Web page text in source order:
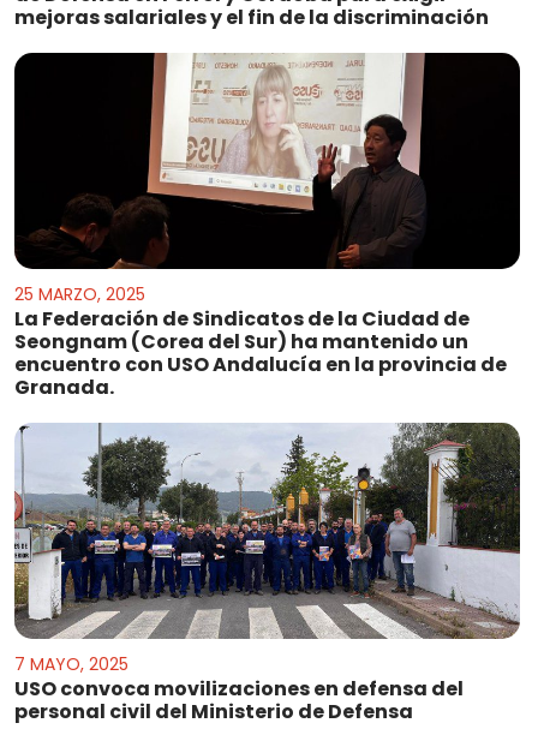
mejoras salariales y el fin de la discriminación
25 MARZO, 2025
La Federación de Sindicatos de la Ciudad de
Seongnam (Corea del Sur) ha mantenido un
encuentro con USO Andalucía en la provincia de
Granada.
7 MAYO, 2025
USO convoca movilizaciones en defensa del
personal civil del Ministerio de Defensa